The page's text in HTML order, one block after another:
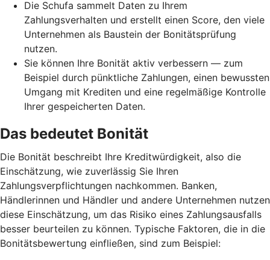
Die Schufa sammelt Daten zu Ihrem
Zahlungsverhalten und erstellt einen Score, den viele
Unternehmen als Baustein der Bonitätsprüfung
nutzen.
Sie können Ihre Bonität aktiv verbessern — zum
Beispiel durch pünktliche Zahlungen, einen bewussten
Umgang mit Krediten und eine regelmäßige Kontrolle
Ihrer gespeicherten Daten.
Das bedeutet Bonität
Die Bonität beschreibt Ihre Kreditwürdigkeit, also die
Einschätzung, wie zuverlässig Sie Ihren
Zahlungsverpflichtungen nachkommen. Banken,
Händlerinnen und Händler und andere Unternehmen nutzen
diese Einschätzung, um das Risiko eines Zahlungsausfalls
besser beurteilen zu können. Typische Faktoren, die in die
Bonitätsbewertung einfließen, sind zum Beispiel: